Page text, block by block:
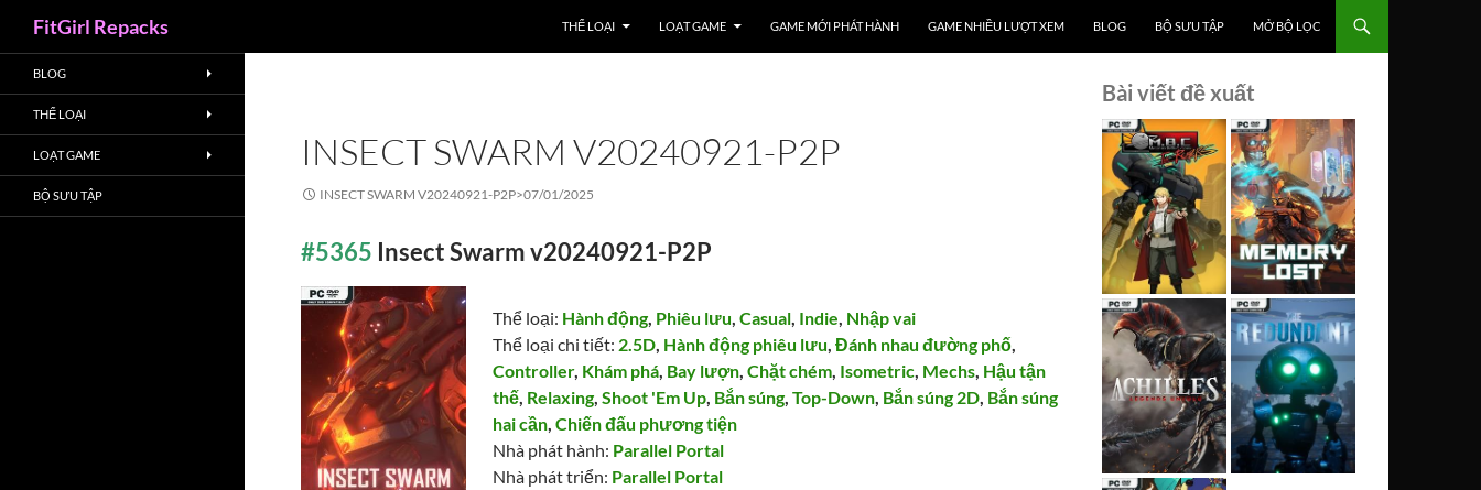
FitGirl Repacks THỂ LOẠI LOẠT GAME GAME MỚI PHÁT HÀNH GAME NHIỀU LƯỢT XEM BLOG BỘ SƯU TẬP MỞ BỘ LỌC
INSECT SWARM V20240921-P2P
INSECT SWARM V20240921-P2P>07/01/2025
#5365 Insect Swarm v20240921-P2P
Thể loại: Hành động, Phiêu lưu,Casual, Indie, Nhập vai
Thể loại chi tiết: 2.5D, Hành động phiêu lưu,Đánh nhau đường phố,
Controller, Khám phá, Bay lượn,Chặt chém, Isometric, Mechs, Hậu tận
thế, Relaxing,Shoot 'Em Up, Bắn súng,Top-Down, Bắn súng 2D, Bắn súng
hai cần,Chiến đấu phương tiện
Nhà phát hành: Parallel Portal
Nhà phát triển: Parallel Portal
Bài viết đề xuất
BLOG
THỂ LOẠI
LOẠT GAME
BỘ SƯU TẬP